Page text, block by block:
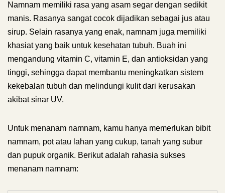
Namnam memiliki rasa yang asam segar dengan sedikit
manis. Rasanya sangat cocok dijadikan sebagai jus atau
sirup. Selain rasanya yang enak, namnam juga memiliki
khasiat yang baik untuk kesehatan tubuh. Buah ini
mengandung vitamin C, vitamin E, dan antioksidan yang
tinggi, sehingga dapat membantu meningkatkan sistem
kekebalan tubuh dan melindungi kulit dari kerusakan
akibat sinar UV.
Untuk menanam namnam, kamu hanya memerlukan bibit
namnam, pot atau lahan yang cukup, tanah yang subur
dan pupuk organik. Berikut adalah rahasia sukses
menanam namnam: